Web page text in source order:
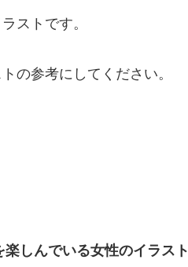
ストです。
の参考にしてください。
しんでいる女性のイラスト